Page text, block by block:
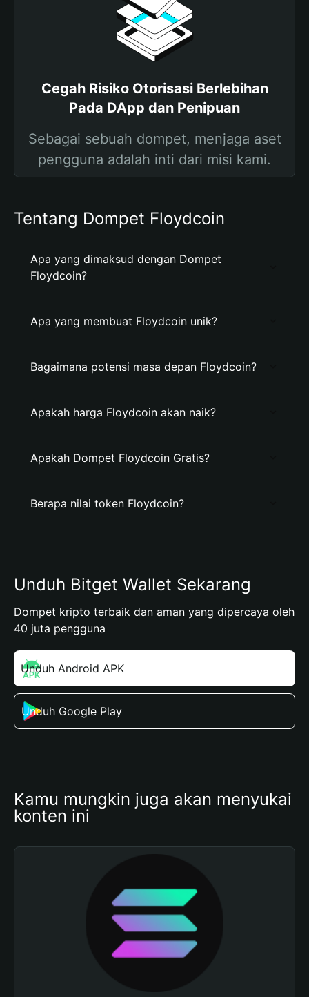
Cegah Risiko Otorisasi Berlebihan
Pada DApp dan Penipuan
Sebagai sebuah dompet, menjaga aset
pengguna adalah inti dari misi kami.
Tentang Dompet Floydcoin
Apa yang dimaksud dengan Dompet
Floydcoin?
Apa yang membuat Floydcoin unik?
Bagaimana potensi masa depan Floydcoin?
Apakah harga Floydcoin akan naik?
Apakah Dompet Floydcoin Gratis?
Berapa nilai token Floydcoin?
Unduh Bitget Wallet Sekarang
Dompet kripto terbaik dan aman yang dipercaya oleh
40 juta pengguna
Unduh Android APK
Unduh Google Play
Kamu mungkin juga akan menyukai
konten ini